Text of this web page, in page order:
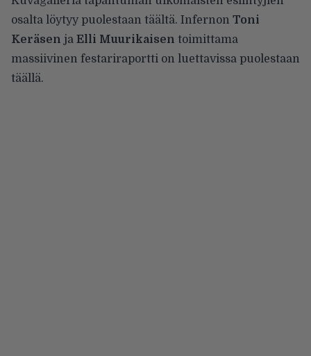
osalta löytyy puolestaan täältä. Infernon Toni
Keräsen ja Elli Muurikaisen toimittama
massiivinen festariraportti on luettavissa puolestaan
täällä.